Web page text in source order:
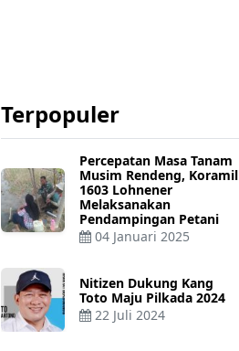
Terpopuler
Percepatan Masa Tanam
Musim Rendeng, Koramil
1603 Lohnener
Melaksanakan
Pendampingan Petani
04 Januari 2025
Nitizen Dukung Kang
Toto Maju Pilkada 2024
22 Juli 2024